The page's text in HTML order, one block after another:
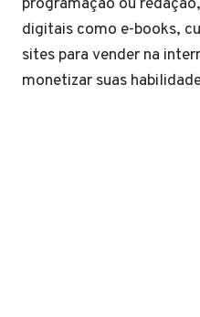
digitais como e-books,
sites para vender na
monetizar suas